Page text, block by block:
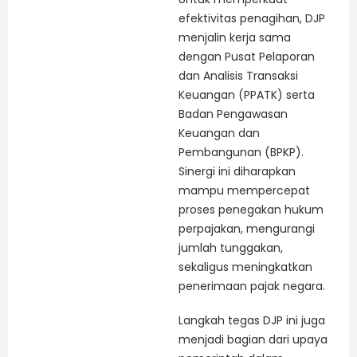
efektivitas penagihan, DJP
menjalin kerja sama
dengan Pusat Pelaporan
dan Analisis Transaksi
Keuangan (PPATK) serta
Badan Pengawasan
Keuangan dan
Pembangunan (BPKP).
Sinergi ini diharapkan
mampu mempercepat
proses penegakan hukum
perpajakan, mengurangi
jumlah tunggakan,
sekaligus meningkatkan
penerimaan pajak negara.
Langkah tegas DJP ini juga
menjadi bagian dari upaya